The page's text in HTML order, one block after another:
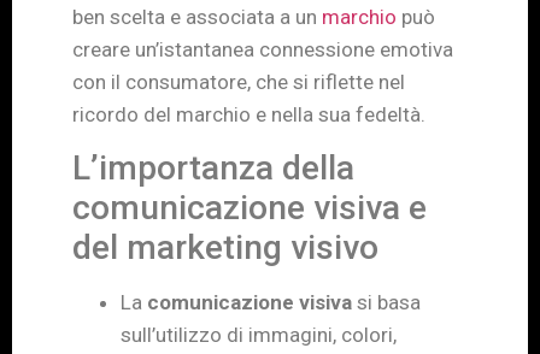
ben scelta e associata a un marchio può
creare un’istantanea connessione emotiva
con il consumatore, che si riflette nel
ricordo del marchio e nella sua fedeltà.
L’importanza della
comunicazione visiva e
del marketing visivo
La comunicazione visiva si basa
sull’utilizzo di immagini, colori,